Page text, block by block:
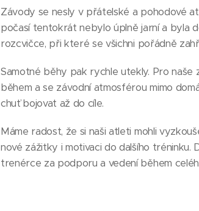
Závody se nesly v přátelské a pohodové
počasí tentokrát nebylo úplně jarní a byla
rozcvičce, při které se všichni pořádně
Samotné běhy pak rychle utekly. Pro
během a se závodní atmosférou mimo
chuť bojovat až do cíle.
Máme radost, že si naši atleti mohli
nové zážitky i motivaci do dalšího tréninku.
trenérce za podporu a vedení během